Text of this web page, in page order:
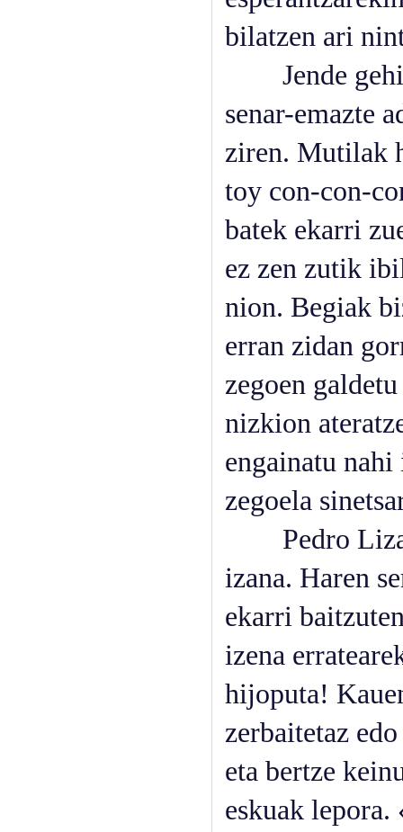
bilatzen ari
Jende
senar-emazte
ziren. Mutilak
toy con-con-
batek ekarri
ez zen zutik
nion. Begiak
erran zidan
zegoen
nizkion
engainatu
zegoela
Pedro
izana. Haren
ekarri
izena
hijoputa!
zerbaitetaz
eta bertze
eskuak